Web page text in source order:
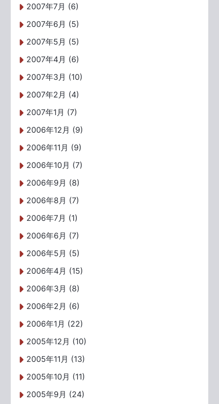
2007年7月 (6)
2007年6月 (5)
2007年5月 (5)
2007年4月 (6)
2007年3月 (10)
2007年2月 (4)
2007年1月 (7)
2006年12月 (9)
2006年11月 (9)
2006年10月 (7)
2006年9月 (8)
2006年8月 (7)
2006年7月 (1)
2006年6月 (7)
2006年5月 (5)
2006年4月 (15)
2006年3月 (8)
2006年2月 (6)
2006年1月 (22)
2005年12月 (10)
2005年11月 (13)
2005年10月 (11)
2005年9月 (24)